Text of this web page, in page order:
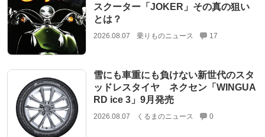
スクーター「JOKER」その真の狙い
とは？
2026.08.07 乗りものニュース 17
雪にも車重にも負けない新世代のスタ
ッドレスタイヤ ネクセン「WINGUA
RD ice 3」9月発売
2026.08.07 くるまのニュース 0